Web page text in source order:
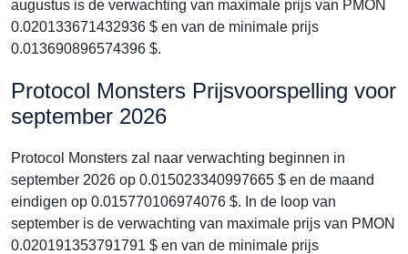
augustus is de verwachting van maximale prijs van PMON
0.020133671432936 $ en van de minimale prijs
0.013690896574396 $.
Protocol Monsters Prijsvoorspelling voor
september 2026
Protocol Monsters zal naar verwachting beginnen in
september 2026 op 0.015023340997665 $ en de maand
eindigen op 0.015770106974076 $. In de loop van
september is de verwachting van maximale prijs van PMON
0.020191353791791 $ en van de minimale prijs